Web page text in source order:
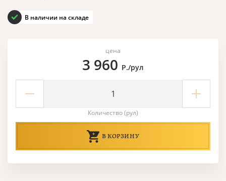
В наличии на складе
цена
3 960 Р./рул
Количество (рул)
В КОРЗИНУ